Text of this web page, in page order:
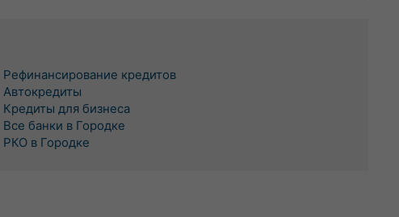
Рефинансирование кредитов
Автокредиты
Кредиты для бизнеса
Все банки в Городке
РКО в Городке